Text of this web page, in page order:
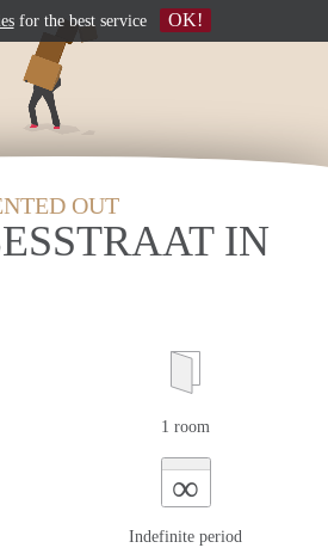
OUT
IN
1 room
∞
Indefinite period
for the best service OK!